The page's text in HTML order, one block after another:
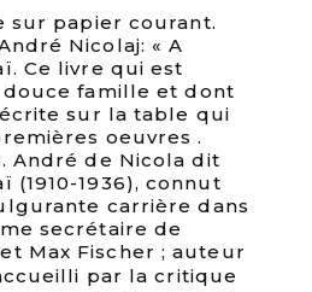
sur papier courant.
Nicolaj: « A
Ce livre qui est
douce famille et dont
sur la table qui
oeuvres .
André de Nicola dit
(1910-1936), connut
carrière dans
secrétaire de
Max Fischer ; auteur
par la critique 